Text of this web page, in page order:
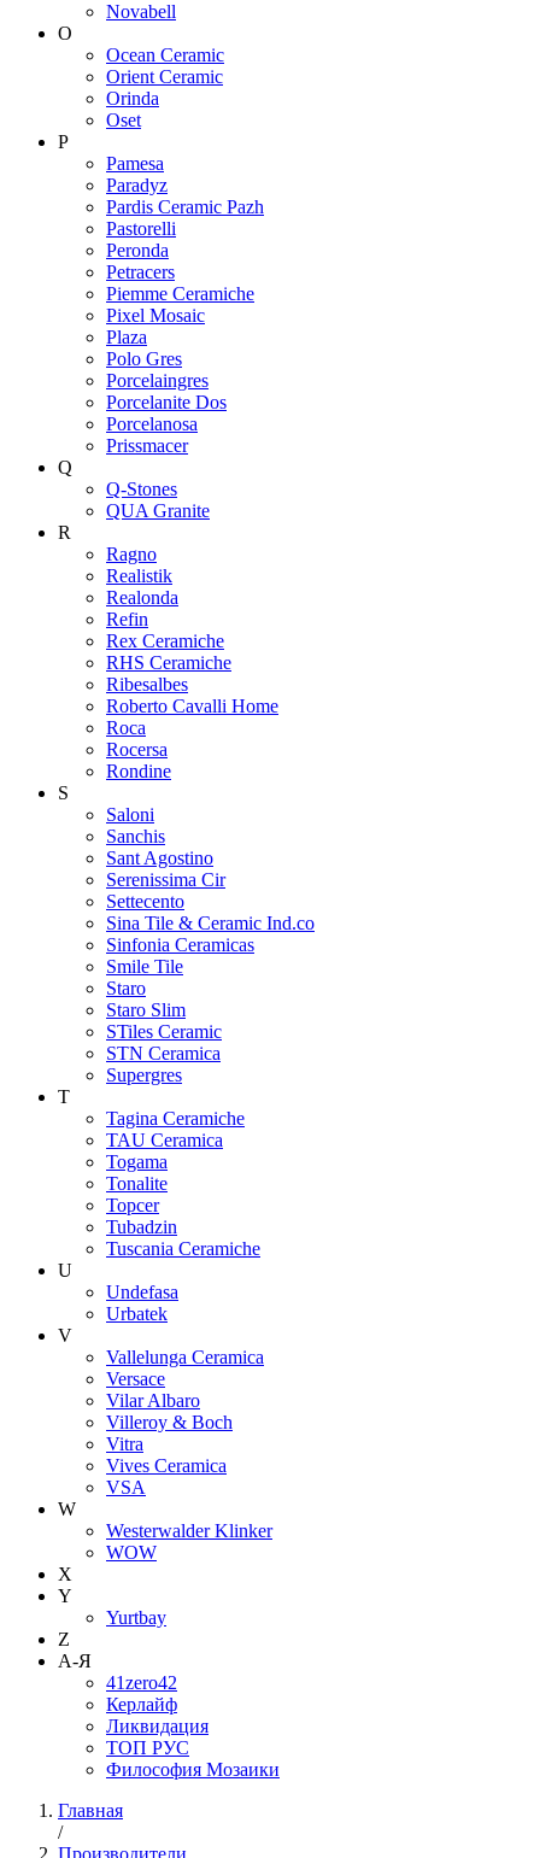
Novabell
O
Ocean Ceramic
Orient Ceramic
Orinda
Oset
P
Pamesa
Paradyz
Pardis Ceramic Pazh
Pastorelli
Peronda
Petracers
Piemme Ceramiche
Pixel Mosaic
Plaza
Polo Gres
Porcelaingres
Porcelanite Dos
Porcelanosa
Prissmacer
Q
Q-Stones
QUA Granite
R
Ragno
Realistik
Realonda
Refin
Rex Ceramiche
RHS Ceramiche
Ribesalbes
Roberto Cavalli Home
Roca
Rocersa
Rondine
S
Saloni
Sanchis
Sant Agostino
Serenissima Cir
Settecento
Sina Tile & Ceramic Ind.co
Sinfonia Ceramicas
Smile Tile
Staro
Staro Slim
STiles Ceramic
STN Ceramica
Supergres
T
Tagina Ceramiche
TAU Ceramica
Togama
Tonalite
Topcer
Tubadzin
Tuscania Ceramiche
U
Undefasa
Urbatek
V
Vallelunga Ceramica
Versace
Vilar Albaro
Villeroy & Boch
Vitra
Vives Ceramica
VSA
W
Westerwalder Klinker
WOW
X
Y
Yurtbay
Z
А-Я
41zero42
Керлайф
Ликвидация
ТОП РУС
Философия Мозаики
Главная
/
Производители